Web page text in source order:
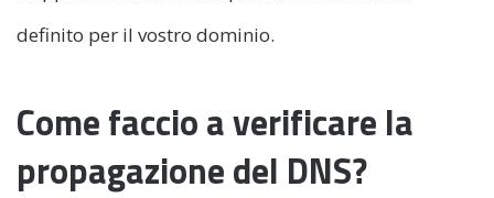
definito per il vostro dominio.
Come faccio a verificare la
propagazione del DNS?